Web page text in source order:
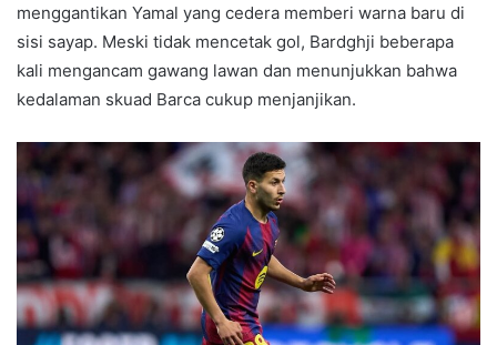
menggantikan Yamal yang cedera memberi warna baru di
sisi sayap. Meski tidak mencetak gol, Bardghji beberapa
kali mengancam gawang lawan dan menunjukkan bahwa
kedalaman skuad Barca cukup menjanjikan.